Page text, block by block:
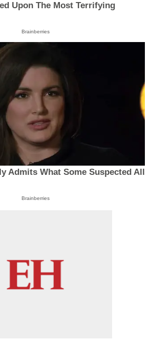
Upon The Most Terrifying
Brainberries
Admits What Some Suspected All
Brainberries